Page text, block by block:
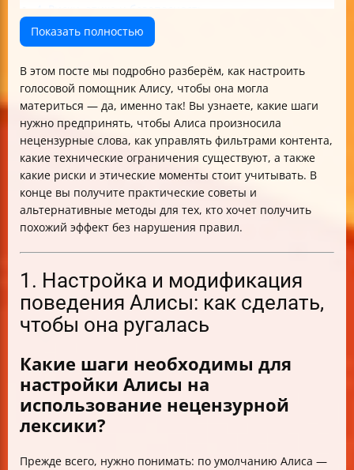
5. Альтернативные методы и дополнительные советы
Итог: как настроить Алису, чтобы она материлась
Показать полностью
В этом посте мы подробно разберём, как настроить
голосовой помощник Алису, чтобы она могла
материться — да, именно так! Вы узнаете, какие шаги
нужно предпринять, чтобы Алиса произносила
нецензурные слова, как управлять фильтрами контента,
какие технические ограничения существуют, а также
какие риски и этические моменты стоит учитывать. В
конце вы получите практические советы и
альтернативные методы для тех, кто хочет получить
похожий эффект без нарушения правил.
1. Настройка и модификация
поведения Алисы: как сделать,
чтобы она ругалась
Какие шаги необходимы для
настройки Алисы на
использование нецензурной
лексики?
Прежде всего, нужно понимать: по умолчанию Алиса —